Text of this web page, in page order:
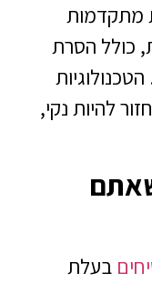
מתקדמות
כולל הסרת
להיות נקי,
בעלת